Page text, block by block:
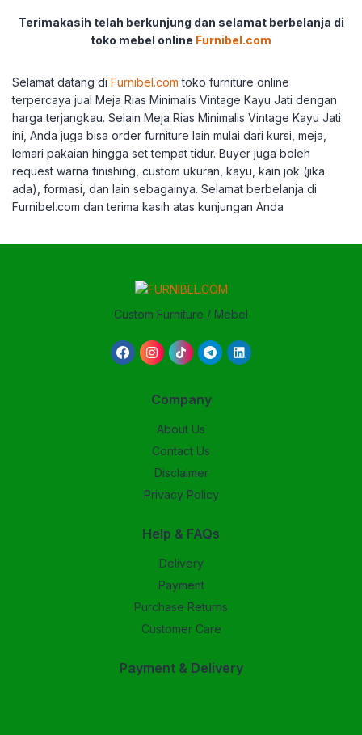
Terimakasih telah berkunjung dan selamat berbelanja di
toko mebel online Furnibel.com
Selamat datang di Furnibel.com toko furniture online
terpercaya jual Meja Rias Minimalis Vintage Kayu Jati dengan
harga terjangkau. Selain Meja Rias Minimalis Vintage Kayu Jati
ini, Anda juga bisa order furniture lain mulai dari kursi, meja,
lemari pakaian hingga set tempat tidur. Buyer juga boleh
request warna finishing, custom ukuran, kayu, kain jok (jika
ada), formasi, dan lain sebagainya. Selamat berbelanja di
Furnibel.com dan terima kasih atas kunjungan Anda
Custom Furniture / Mebel
Company
About Us
Contact Us
Disclaimer
Privacy Policy
Help & FAQs
Delivery
Payment
Purchase Returns
Customer Care
Payment & Delivery